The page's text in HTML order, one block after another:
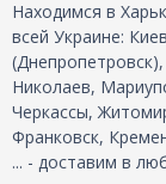
Находимся в
всей Украине:
Николаев,
Черкассы,
Франковск,
... - доставим в